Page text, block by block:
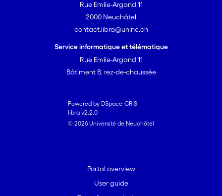
Rue Emile-Argand 11
2000 Neuchâtel
contact.libra@unine.ch
Service informatique et télématique
Rue Emile-Argand 11
Bâtiment B, rez-de-chaussée
Powered by DSpace-CRIS
libra v2.2.0
© 2026 Université de Neuchâtel
Portal overview
User guide